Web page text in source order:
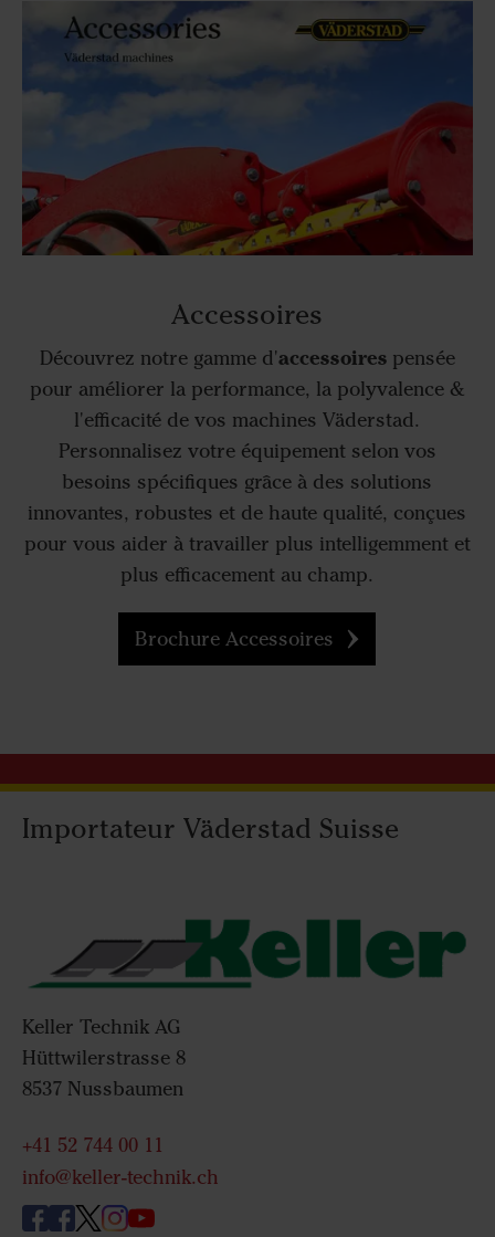
Accessoires
Découvrez notre gamme d'accessoirespensée
pour améliorer la performance, la polyvalence &
l'efficacité de vos machines Väderstad.
Personnalisez votre équipement selon vos
besoins spécifiques grâce à des solutions
innovantes, robustes et de haute qualité, conçues
pour vous aider à travailler plus intelligemment et
plus efficacement au champ.
Brochure Accessoires
Importateur Väderstad Suisse
Keller Technik AG
Hüttwilerstrasse 8
8537 Nussbaumen
+41 52 744 00 11
info@keller-technik.ch